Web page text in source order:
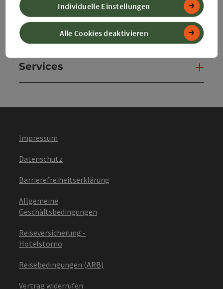
Webseiten
Services
Impressum
Datenschutz
Barrierefreiheitserklärung
Allgemeine
Geschäftsbedingungen
Reiseversicherung -
Hotelstorno
Reisebedingungen (ARB)
Vertrag widerrufen
Alle Cookies deaktivieren
Individuelle Einstellungen